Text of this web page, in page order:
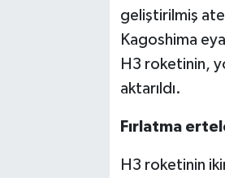
geliştirilmiş
Kagoshima
H3 roketinin,
aktarıldı.
Fırlatma
H3 roketinin